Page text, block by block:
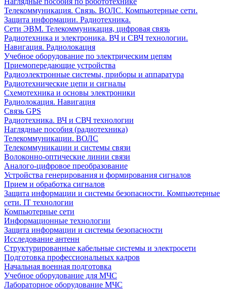
Телекоммуникация. Связь. ВОЛС. Компьютерные сети.
Защита информации. Радиотехника.
Сети ЭВМ. Телекоммуникация, цифровая связь
Радиотехника и электроника. ВЧ и СВЧ технологии.
Навигация. Радиолокация
Учебное оборудование по электрическим цепям
Приемопередающие устройства
Радиоэлектронные системы, приборы и аппаратура
Радиотехнические цепи и сигналы
Схемотехника и основы электроники
Радиолокация. Навигация
Связь GPS
Радиотехника. ВЧ и СВЧ технологии
Наглядные пособия (радиотехника)
Телекоммуникации. ВОЛС
Телекоммуникации и системы связи
Волоконно-оптические линии связи
Аналого-цифровое преобразование
Устройства генерирования и формирования сигналов
Прием и обработка сигналов
Защита информации и системы безопасности. Компьютерные
сети. IT технологии
Компьютерные сети
Информационные технологии
Защита информации и системы безопасности
Исследование антенн
Структурированные кабельные системы и электросети
Подготовка профессиональных кадров
Начальная военная подготовка
Учебное оборудование для МЧС
Лабораторное оборудование МЧС